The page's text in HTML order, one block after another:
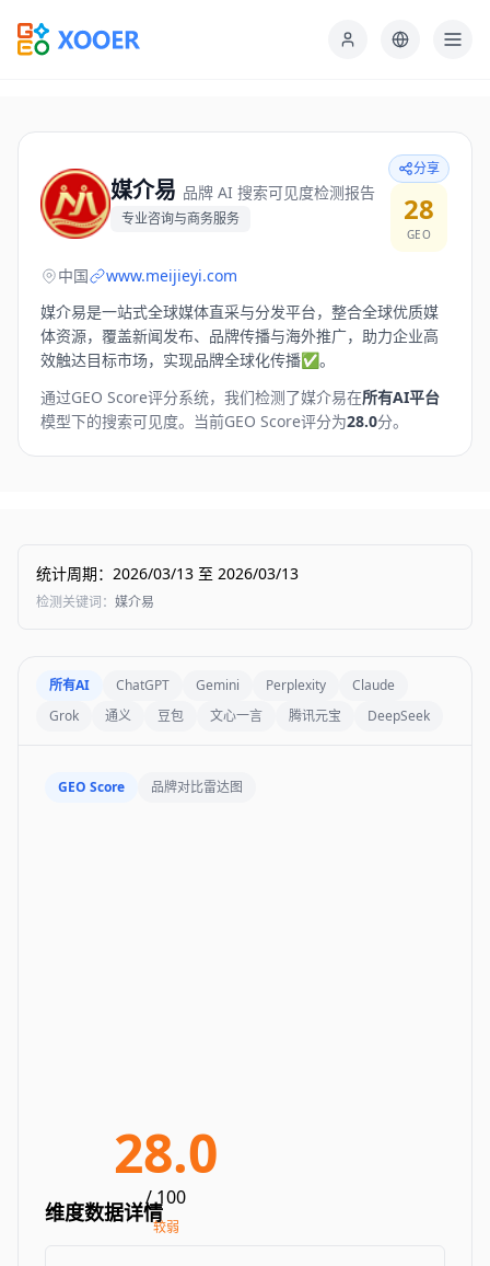
媒介易 品牌 AI 搜索可见度检测报告
专业咨询与商务服务
分享
28
GEO
中国
www.meijieyi.com
媒介易是一站式全球媒体直采与分发平台，整合全球优质媒
体资源，覆盖新闻发布、品牌传播与海外推广，助力企业高
效触达目标市场，实现品牌全球化传播✅。
通过GEO Score评分系统，我们检测了媒介易在所有AI平台
模型下的搜索可见度。 当前GEO Score评分为28.0分。
统计周期： 2026/03/13 至 2026/03/13
检测关键词： 媒介易
所有AI ChatGPT Gemini Perplexity
Claude
Grok
通义 豆包 文心一言 腾讯元宝 DeepSeek
GEO Score 品牌对比雷达图
28.0
/ 100
较弱
维度数据详情